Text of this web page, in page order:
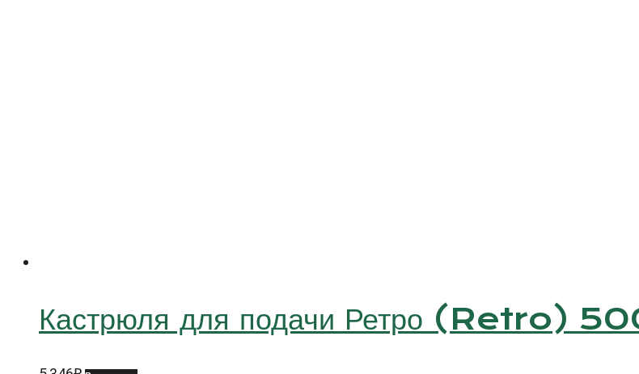
Кастрюля для подачи Ретро (Retro)